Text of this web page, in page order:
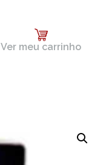
Ver meu carrinho